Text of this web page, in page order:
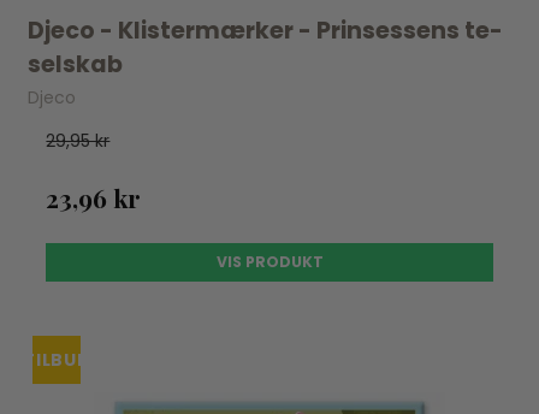
Djeco - Klistermærker - Prinsessens te-
selskab
Djeco
29,95 kr
23,96 kr
VIS PRODUKT
TILBUD